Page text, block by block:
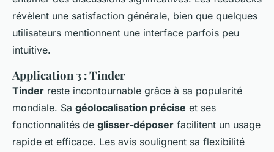
révèlent une satisfaction générale, bien que quelques
utilisateurs mentionnent une interface parfois peu
intuitive.
Application 3 : Tinder
Tinder reste incontournable grâce à sa popularité
mondiale. Sa géolocalisation précise et ses
fonctionnalités de glisser-déposer facilitent un usage
rapide et efficace. Les avis soulignent sa flexibilité